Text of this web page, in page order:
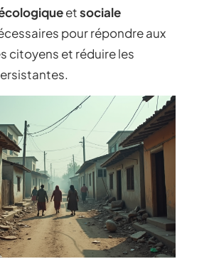
etsociale
pour répondre aux
citoyens et réduire les